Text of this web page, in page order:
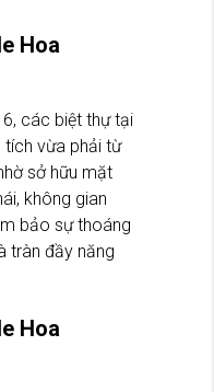
Hoa
các biệt thự tại
tích vừa phải từ
sở hữu mặt
không gian
bảo sự thoáng
tràn đầy năng
Hoa